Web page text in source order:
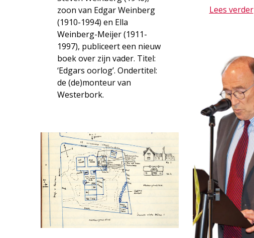
Lees verder
zoon van Edgar Weinberg
(1910-1994) en Ella
Weinberg-Meijer (1911-
1997), publiceert een nieuw
boek over zijn vader. Titel:
‘Edgars oorlog’. Ondertitel:
de (de)monteur van
Westerbork.